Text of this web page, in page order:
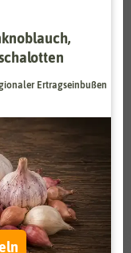
Ertragseinbußen